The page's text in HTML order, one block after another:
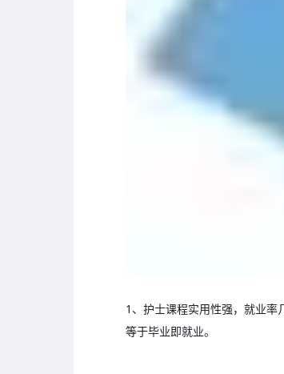
1、护士课程实用性强，就业
等于毕业即就业。